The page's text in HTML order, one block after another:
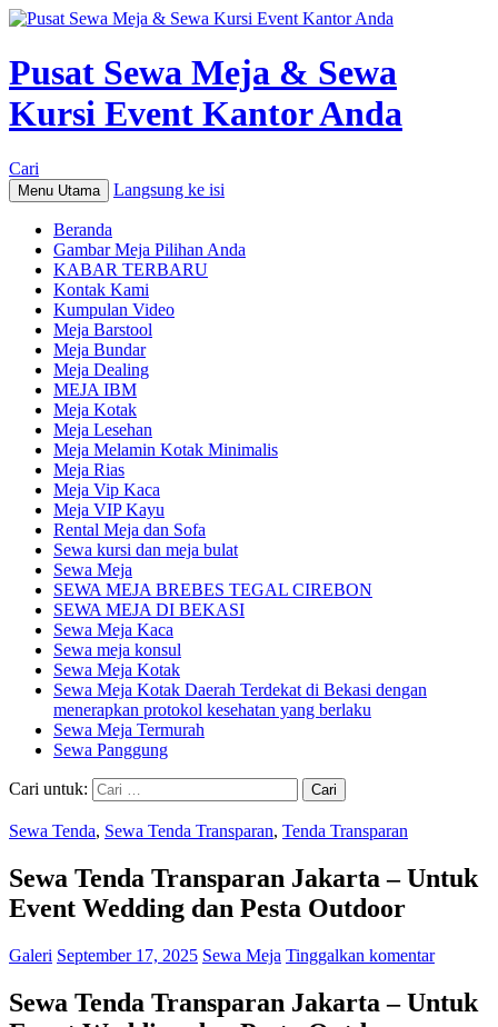
Pusat Sewa Meja & Sewa
Kursi Event Kantor Anda
Cari
Menu Utama Langsung ke isi
Beranda
Gambar Meja Pilihan Anda
KABAR TERBARU
Kontak Kami
Kumpulan Video
Meja Barstool
Meja Bundar
Meja Dealing
MEJA IBM
Meja Kotak
Meja Lesehan
Meja Melamin Kotak Minimalis
Meja Rias
Meja Vip Kaca
Meja VIP Kayu
Rental Meja dan Sofa
Sewa kursi dan meja bulat
Sewa Meja
SEWA MEJA BREBES TEGAL CIREBON
SEWA MEJA DI BEKASI
Sewa Meja Kaca
Sewa meja konsul
Sewa Meja Kotak
Sewa Meja Kotak Daerah Terdekat di Bekasi dengan
menerapkan protokol kesehatan yang berlaku
Sewa Meja Termurah
Sewa Panggung
Cari untuk:
Sewa Tenda, Sewa Tenda Transparan, Tenda Transparan
Sewa Tenda Transparan Jakarta – Untuk
Event Wedding dan Pesta Outdoor
Galeri September 17, 2025 Sewa Meja Tinggalkan komentar
Sewa Tenda Transparan Jakarta – Untuk